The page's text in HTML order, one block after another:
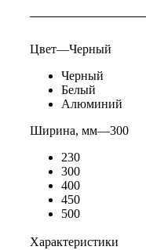
Цвет—Черный
Черный
Белый
Алюминий
Ширина, мм—300
230
300
400
450
500
Характеристики